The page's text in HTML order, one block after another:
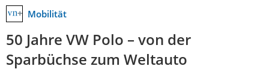
Mobilität
50 Jahre VW Polo – von der
Sparbüchse zum Weltauto